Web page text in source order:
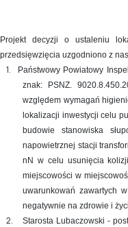
Projekt decyzji o ustaleniu
przedsięwzięcia uzgodniono z
1.
Państwowy Powiatowy
znak: PSNZ.
względem wymagań
lokalizacji inwestycji celu
budowie stanowiska
napowietrznej stacji
nN w celu usunięcia
miejscowości w
uwarunkowań zawartych
negatywnie na zdrowie i
2.Starosta Lubaczowski -